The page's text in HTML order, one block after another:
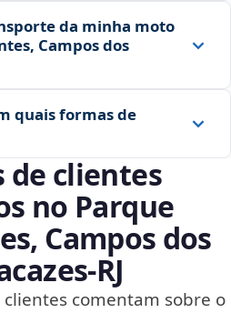
da minha moto
Campos dos
quais formas de
de clientes
no Parque
Campos dos
comentam sobre o